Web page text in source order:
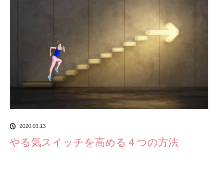
2020.03.13
やる気スイッチを高める４つの方法